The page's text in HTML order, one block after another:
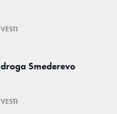
VESTI
droga Smederevo
VESTI